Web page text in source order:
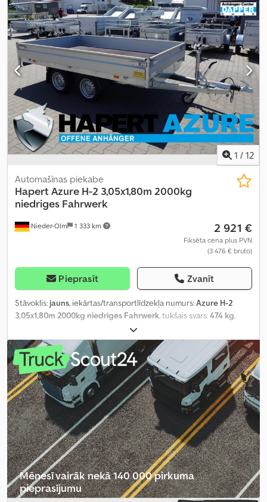
1 / 12
Nieder-Olm 1 333 km
Automašīnas piekabe
Hapert Azure H-2 3,05x1,80m 2000kg
niedriges Fahrwerk
2 921 €
Fiksēta cena plus PVN
(3 476 € bruto)
Pieprasīt Zvanīt
Stāvoklis: jauns, iekārtas/transportlīdzekļa numurs:Azure H-2
3,05x1,80m 2000kg niedriges Fahrwerk, tukšais svars:474 kg,
, kopējais svars:
garums:3 050 mm, iekraušanas vietas platums:1 800 mm,
iekraušanas telpas augstums:300 mm,
Mēnesī vairāk nekā 140 000 pirkuma
pieprasījumu